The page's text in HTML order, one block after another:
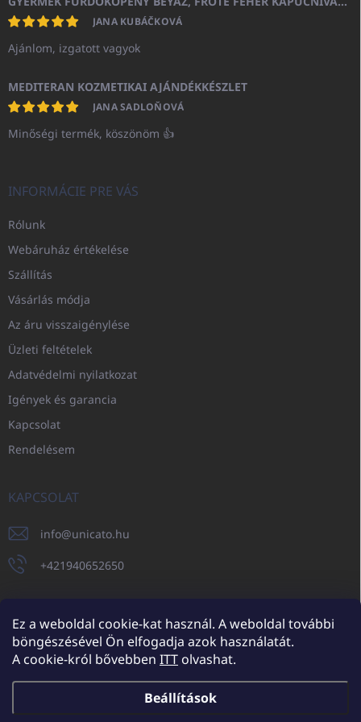
Ez a weboldal cookie-kat használ. A weboldal további
böngészésével Ön elfogadja azok használatát.
A cookie-król bővebben ITTolvashat.
Beállítások
JANA KUBÁČKOVÁ
Ajánlom, izgatott vagyok
MEDITERAN KOZMETIKAI AJÁNDÉKKÉSZLET
JANA SADLOŇOVÁ
Minőségi termék, köszönöm 👍
INFORMÁCIE PRE VÁS
Rólunk
Webáruház értékelése
Szállítás
Vásárlás módja
Az áru visszaigénylése
Üzleti feltételek
Adatvédelmi nyilatkozat
Igények és garancia
Kapcsolat
Rendelésem
KAPCSOLAT
info@unicato.hu
+421940652650
UNICATO.sk UNICATOshop.cz UNICATO.at UNICATO.hu
UNICATOshop.pl UNICATOshop.de